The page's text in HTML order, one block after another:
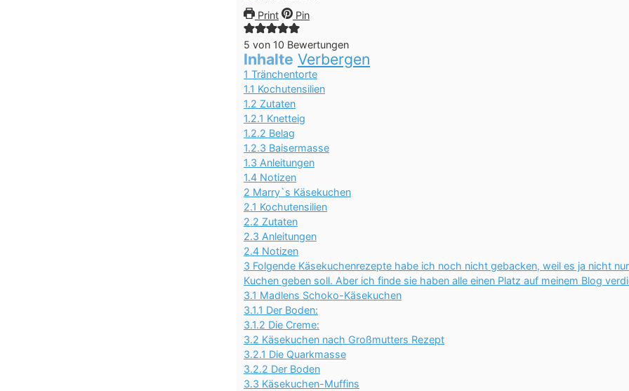
Print Pin
5 von 10 Bewertungen
Inhalte Verbergen
1 Tränchentorte
1.1 Kochutensilien
1.2 Zutaten
1.2.1 Knetteig
1.2.2 Belag
1.2.3 Baisermasse
1.3 Anleitungen
1.4 Notizen
2 Marry`s Käsekuchen
2.1 Kochutensilien
2.2 Zutaten
2.3 Anleitungen
2.4 Notizen
3 Folgende Käsekuchenrezepte habe ich noch nicht gebacken, weil es ja nicht nur
Kuchen geben soll. Aber ich finde sie haben alle einen Platz auf meinem Blog
3.1 Madlens Schoko-Käsekuchen
3.1.1 Der Boden:
3.1.2 Die Creme:
3.2 Käsekuchen nach Großmutters Rezept
3.2.1 Die Quarkmasse
3.2.2 Der Boden
3.3 Käsekuchen-Muffins